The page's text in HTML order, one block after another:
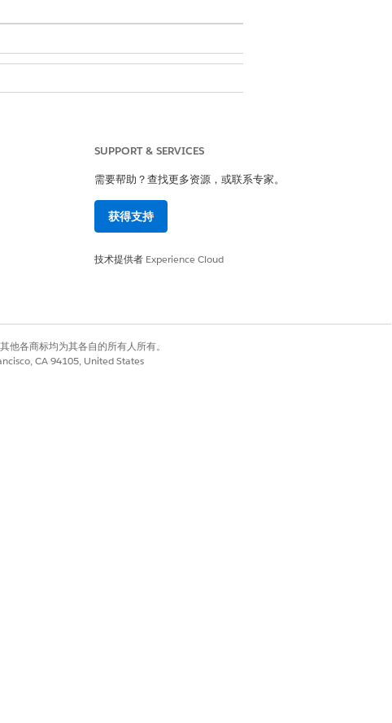
服人员和管理 AI 客服人员
过 Agentforce 行动保持信任
SUPPORT & SERVICES
需要帮助？查找更多资源，或联系专家。
获得支持
技术提供者 Experience Cloud
各商标均为其各自的所有人所有。
CA 94105, United States